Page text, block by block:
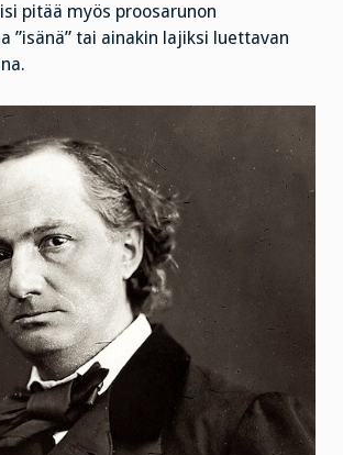
pitää myös proosarunon
”isänä” tai ainakin lajiksi luettavan